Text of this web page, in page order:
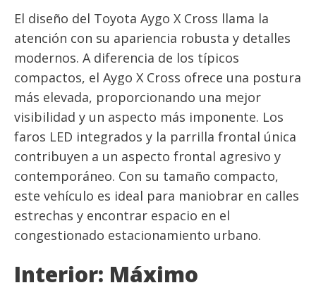
El diseño del Toyota Aygo X Cross llama la
atención con su apariencia robusta y detalles
modernos. A diferencia de los típicos
compactos, el Aygo X Cross ofrece una postura
más elevada, proporcionando una mejor
visibilidad y un aspecto más imponente. Los
faros LED integrados y la parrilla frontal única
contribuyen a un aspecto frontal agresivo y
contemporáneo. Con su tamaño compacto,
este vehículo es ideal para maniobrar en calles
estrechas y encontrar espacio en el
congestionado estacionamiento urbano.
Interior: Máximo